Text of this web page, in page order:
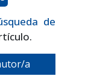
de
a